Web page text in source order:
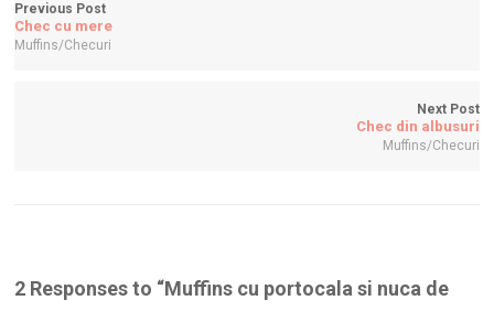
Previous Post
Chec cu mere
Muffins/Checuri
Next Post
Chec din albusuri
Muffins/Checuri
2 Responses to “Muffins cu portocala si nuca de